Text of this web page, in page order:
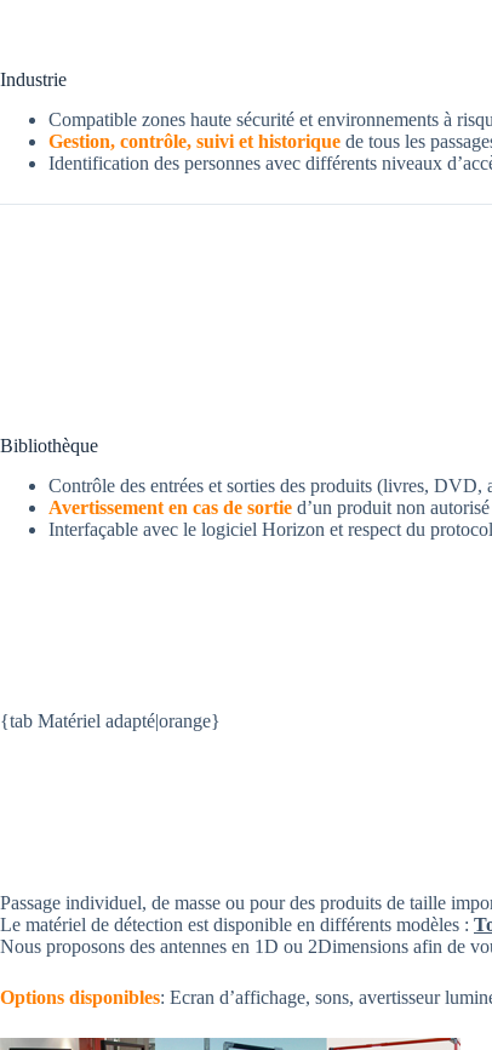
Industrie
Compatible zones haute sécurité et environnements à
Gestion, contrôle, suivi et historique de tous les
Identification des personnes avec différents niveaux
Bibliothèque
Contrôle des entrées et sorties des produits (livres, DVD,
Avertissement en cas de sortie d’un produit non
Interfaçable avec le logiciel Horizon et respect du
{tab Matériel adapté|orange}
Passage individuel, de masse ou pour des produits de taille
Le matériel de détection est disponible en différents modèles :
Nous proposons des antennes en 1D ou 2Dimensions afin de
Options disponibles: Ecran d’affichage, sons, avertisseur